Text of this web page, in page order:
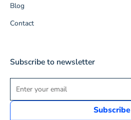
Blog
Contact
Subscribe to newsletter